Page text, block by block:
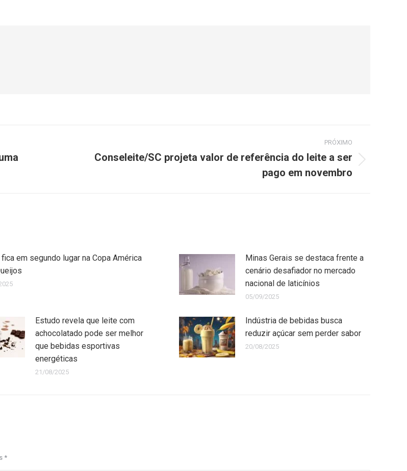
PRÓXIMO
Conseleite/SC projeta valor de referência do leite a ser
pago em novembro
em segundo lugar na Copa América
Minas Gerais se destaca frente a
cenário desafiador no mercado
nacional de laticínios
05/09/2025
Estudo revela que leite com
achocolatado pode ser melhor
que bebidas esportivas
energéticas
21/08/2025
Indústria de bebidas busca
reduzir açúcar sem perder sabor
20/08/2025
*